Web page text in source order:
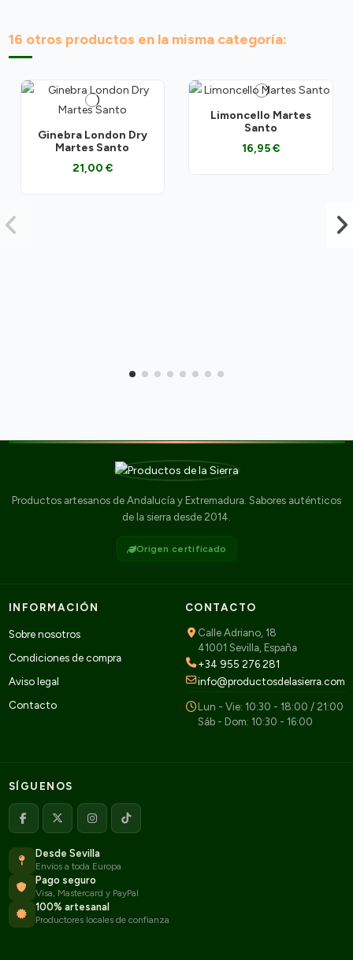
16 otros productos en la misma categoría:
Ginebra London Dry
Martes Santo
21,00 €
Limoncello Martes
Santo
16,95 €
Productos artesanos de Andalucía y Extremadura. Sabores auténticos
de la sierra desde 2014.
Origen certificado
INFORMACIÓN
Sobre nosotros
Condiciones de compra
Aviso legal
Contacto
CONTACTO
Calle Adriano, 18
41001 Sevilla, España
+34 955 276 281
info@productosdelasierra.com
Lun - Vie: 10:30 - 18:00 / 21:00
Sáb - Dom: 10:30 - 16:00
SÍGUENOS
Desde Sevilla
Envíos a toda Europa
Pago seguro
Visa, Mastercard y PayPal
100% artesanal
Productores locales de confianza